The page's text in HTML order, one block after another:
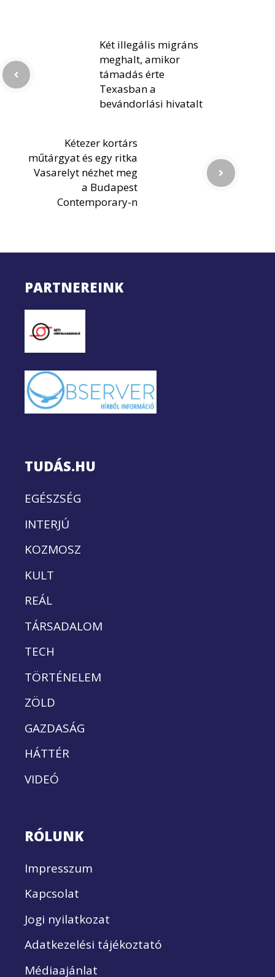
Két illegális migráns
meghalt, amikor
támadás érte
Texasban a
bevándorlási hivatalt
Kétezer kortárs
műtárgyat és egy ritka
Vasarelyt nézhet meg
a Budapest
Contemporary-n
PARTNEREINK
TUDÁS.HU
EGÉSZSÉG
INTERJÚ
KOZMOSZ
KULT
REÁL
TÁRSADALOM
TECH
TÖRTÉNELEM
ZÖLD
GAZDASÁG
HÁTTÉR
VIDEÓ
RÓLUNK
Impresszum
Kapcsolat
Jogi nyilatkozat
Adatkezelési tájékoztató
Médiaajánlat